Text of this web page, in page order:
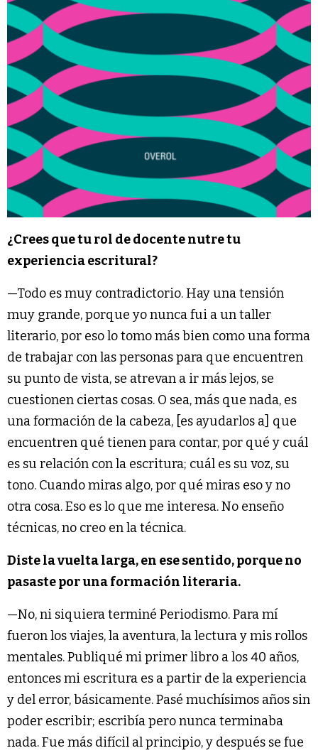
¿Crees que tu rol de docente nutre tu
experiencia escritural?
—Todo es muy contradictorio. Hay una tensión
muy grande, porque yo nunca fui a un taller
literario, por eso lo tomo más bien como una forma
de trabajar con las personas para que encuentren
su punto de vista, se atrevan a ir más lejos, se
cuestionen ciertas cosas. O sea, más que nada, es
una formación de la cabeza, [es ayudarlos a] que
encuentren qué tienen para contar, por qué y cuál
es su relación con la escritura; cuál es su voz, su
tono. Cuando miras algo, por qué miras eso y no
otra cosa. Eso es lo que me interesa. No enseño
técnicas, no creo en la técnica.
Diste la vuelta larga, en ese sentido, porque no
pasaste por una formación literaria.
—No, ni siquiera terminé Periodismo. Para mí
fueron los viajes, la aventura, la lectura y mis rollos
mentales. Publiqué mi primer libro a los 40 años,
entonces mi escritura es a partir de la experiencia
y del error, básicamente. Pasé muchísimos años sin
poder escribir; escribía pero nunca terminaba
nada. Fue más difícil al principio, y después se fue